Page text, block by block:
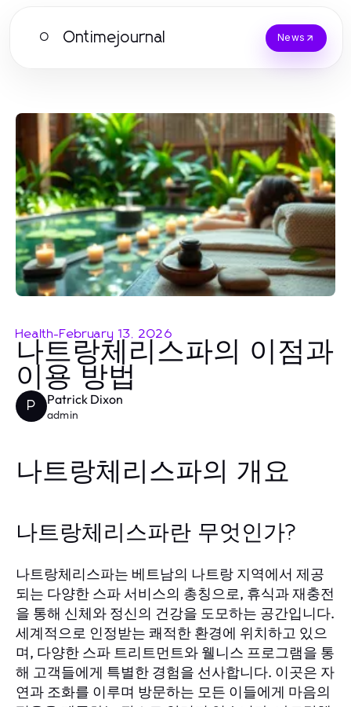
O Ontimejournal News
Health-February 13, 2026
나트랑체리스파의 이점과
이용 방법
P Patrick Dixon
admin
나트랑체리스파의 개요
나트랑체리스파란 무엇인가?
나트랑체리스파는 베트남의 나트랑 지역에서 제공
되는 다양한 스파 서비스의 총칭으로, 휴식과 재충전
을 통해 신체와 정신의 건강을 도모하는 공간입니다.
세계적으로 인정받는 쾌적한 환경에 위치하고 있으
며, 다양한 스파 트리트먼트와 웰니스 프로그램을 통
해 고객들에게 특별한 경험을 선사합니다. 이곳은 자
연과 조화를 이루며 방문하는 모든 이들에게 마음의